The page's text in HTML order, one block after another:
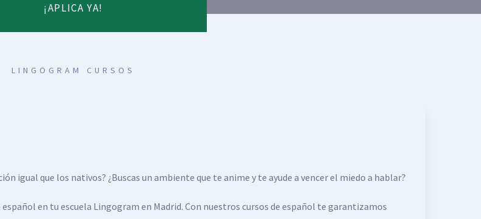
¡APLICA YA!
LINGOGRAM CURSOS
igual que los nativos? ¿Buscas un ambiente que te anime y te ayude a vencer el miedo a hablar?
en tu escuela Lingogram en Madrid. Con nuestros cursos de español te garantizamos